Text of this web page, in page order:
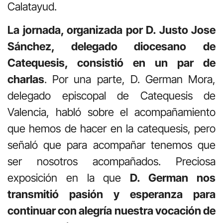
Calatayud.
La jornada, organizada por D. Justo Jose
Sánchez, delegado diocesano de
Catequesis, consistió en un par de
charlas. Por una parte, D. German Mora,
delegado episcopal de Catequesis de
Valencia, habló sobre el acompañamiento
que hemos de hacer en la catequesis, pero
señaló que para acompañar tenemos que
ser nosotros acompañados. Preciosa
exposición en la que D. German nos
transmitió pasión y esperanza para
continuar con alegría nuestra vocación de